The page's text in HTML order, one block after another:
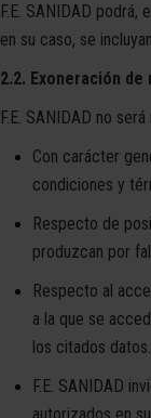
F.E. SANIDAD
en su caso, se
2.2. Exoneración
F.E. SANIDAD no
Con carácter
condiciones y
Respecto de
produzcan por
Respecto al
a la que se
los citados datos.
F.E. SANIDAD